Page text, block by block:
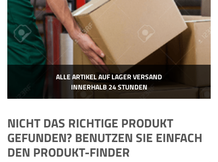
ALLE ARTIKEL AUF LAGER VERSAND
INNERHALB 24 STUNDEN
NICHT DAS RICHTIGE PRODUKT
GEFUNDEN? BENUTZEN SIE EINFACH
DEN PRODUKT-FINDER